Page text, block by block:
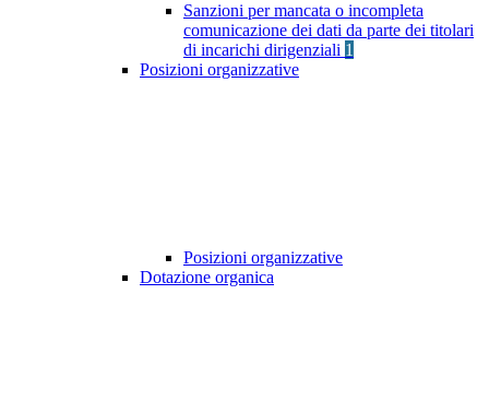
Sanzioni per mancata o incompleta
comunicazione dei dati da parte dei titolari
di incarichi dirigenziali 1
Posizioni organizzative
Posizioni organizzative
Dotazione organica